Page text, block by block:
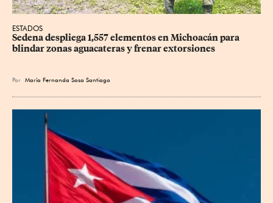
ESTADOS
Sedena despliega 1,557 elementos en Michoacán para
blindar zonas aguacateras y frenar extorsiones
Por María Fernanda Sosa Santiago